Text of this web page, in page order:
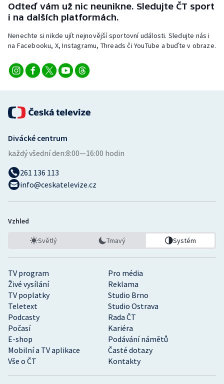
Odteď vám už nic neunikne. Sledujte ČT sport
i na dalších platformách.
Nenechte si nikde ujít nejnovější sportovní události. Sledujte nás i
na Facebooku, X, Instagramu, Threads či YouTube a buďte v obraze.
TV program
Pro média
Živé vysílání
Reklama
TV poplatky
Studio Brno
Teletext
Studio Ostrava
Podcasty
Rada ČT
Počasí
Kariéra
E-shop
Podávání námětů
Mobilní a TV aplikace
Časté dotazy
Vše o ČT
Kontakty
Divácké centrum
každý všední den:8:00—16:00 hodin
261 136 113
info@ceskatelevize.cz
Vzhled
Světlý Tmavý Systém